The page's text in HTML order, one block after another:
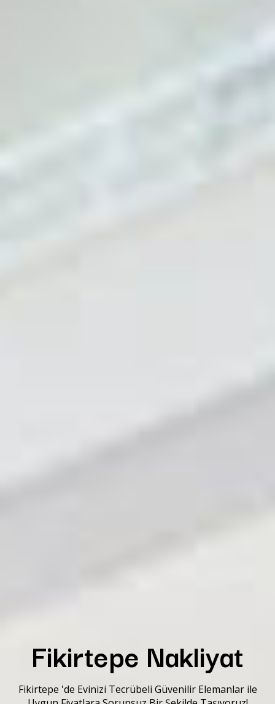
Fikirtepe Nakliyat
Fikirtepe 'de Evinizi Tecrübeli Güvenilir Elemanlar ile